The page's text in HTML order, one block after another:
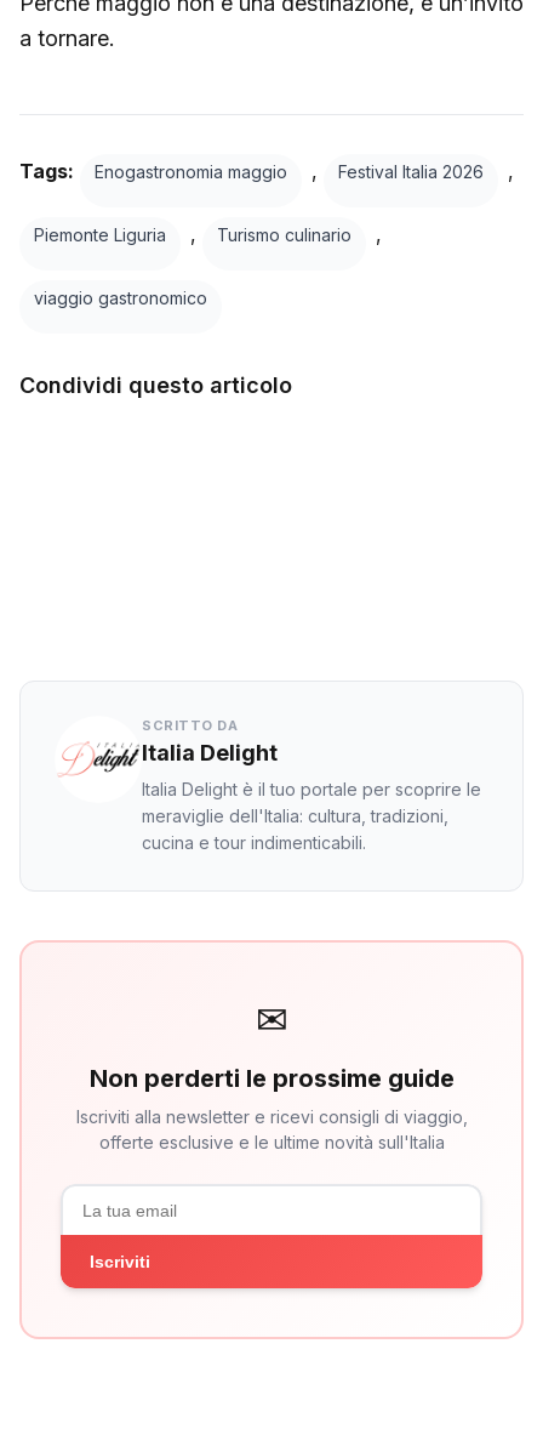
a tornare.
Tags: Enogastronomia maggio , Festival Italia 2026 ,
Piemonte Liguria , Turismo culinario ,
viaggio gastronomico
Condividi questo articolo
SCRITTO DA
Italia Delight
Italia Delight è il tuo portale per scoprire le
meraviglie dell'Italia: cultura, tradizioni,
cucina e tour indimenticabili.
✉
Non perderti le prossime guide
Iscriviti alla newsletter e ricevi consigli di viaggio,
offerte esclusive e le ultime novità sull'Italia
Iscriviti